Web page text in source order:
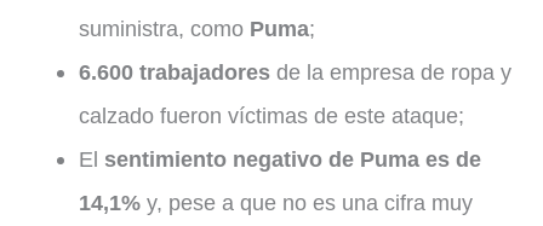
suministra, como Puma;
6.600 trabajadoresde la empresa de ropa y
calzado fueron víctimas de este ataque;
El sentimiento negativo de Puma es de
14,1%y, pese a que no es una cifra muy